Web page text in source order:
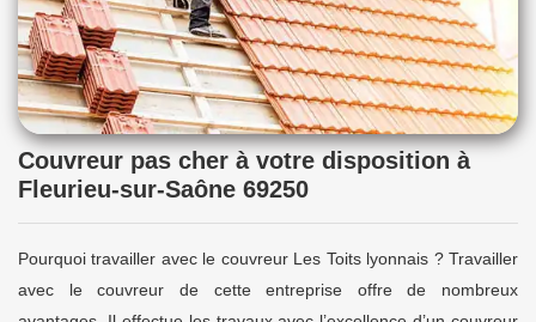
Couvreur pas cher à votre disposition à
Fleurieu-sur-Saône 69250
Pourquoi travailler avec le couvreur Les Toits lyonnais ? Travailler
avec le couvreur de cette entreprise offre de nombreux